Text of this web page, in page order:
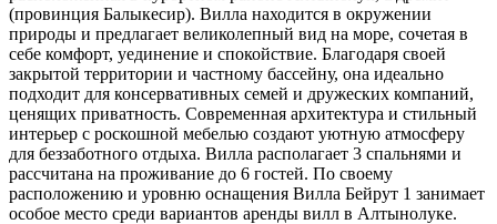
(провинция Балыкесир). Вилла находится в окружении
природы и предлагает великолепный вид на море, сочетая в
себе комфорт, уединение и спокойствие. Благодаря своей
закрытой территории и частному бассейну, она идеально
подходит для консервативных семей и дружеских компаний,
ценящих приватность. Современная архитектура и стильный
интерьер с роскошной мебелью создают уютную атмосферу
для беззаботного отдыха. Вилла располагает 3 спальнями и
рассчитана на проживание до 6 гостей. По своему
расположению и уровню оснащения Вилла Бейрут 1 занимает
особое место среди вариантов аренды вилл в Алтынолуке.